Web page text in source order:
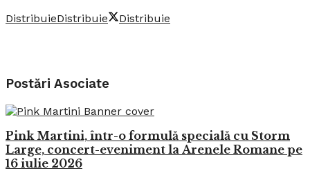
DistribuieDistribuie Distribuie
Postări Asociate
Pink Martini, într-o formulă specială cu Storm
Large, concert-eveniment la Arenele Romane pe
16 iulie 2026